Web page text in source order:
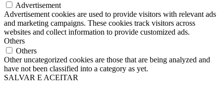
Advertisement
Advertisement cookies are used to provide visitors with relevant ads
and marketing campaigns. These cookies track visitors across
websites and collect information to provide customized ads.
Others
Others
Other uncategorized cookies are those that are being analyzed and
have not been classified into a category as yet.
SALVAR E ACEITAR